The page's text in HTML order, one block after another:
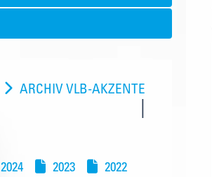
ARCHIV VLB-AKZENTE
2024 2023
2022